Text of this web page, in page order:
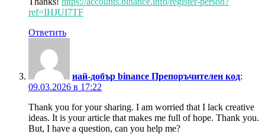
ref=IHJUI7TF
Ответить
най-добър binance Препоръчителен код:
09.03.2026 в 17:22
Thank you for your sharing. I am worried that I lack creative
ideas. It is your article that makes me full of hope. Thank you.
But, I have a question, can you help me?